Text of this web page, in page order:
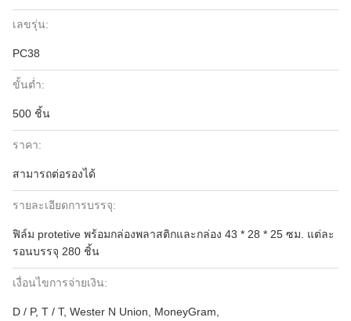
เลขรุ่น:
PC38
ขั้นต่ำ:
500 ชิ้น
ราคา:
สามารถต่อรองได้
รายละเอียดการบรรจุ:
ฟิล์ม protetive พร้อมกล่องพลาสติกและกล่อง 43 * 28 * 25 ซม. แต่ละ
รอนบรรจุ 280 ชิ้น
เงื่อนไขการจ่ายเงิน:
D / P, T / T, Wester N Union, MoneyGram,